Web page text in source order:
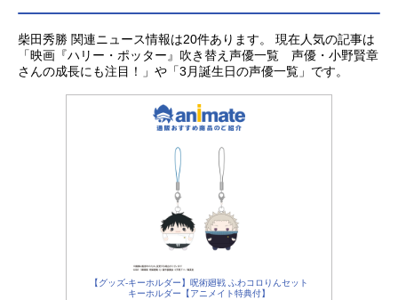
柴田秀勝 関連ニュース情報は20件あります。 現在人気の記事は
「映画『ハリー・ポッター』吹き替え声優一覧 声優・小野賢章
さんの成長にも注目！」や「3月誕生日の声優一覧」です。
【グッズ-キーホルダー】呪術廻戦 ふわコロりんセット
キーホルダー【アニメイト特典付】